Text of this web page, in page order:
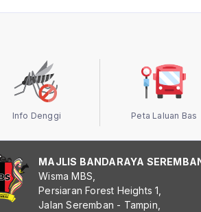
Info Denggi Peta Laluan Bas
MAJLIS BANDARAYA
Wisma MBS,
Persiaran Forest Heights 1,
Jalan Seremban - Tampin,